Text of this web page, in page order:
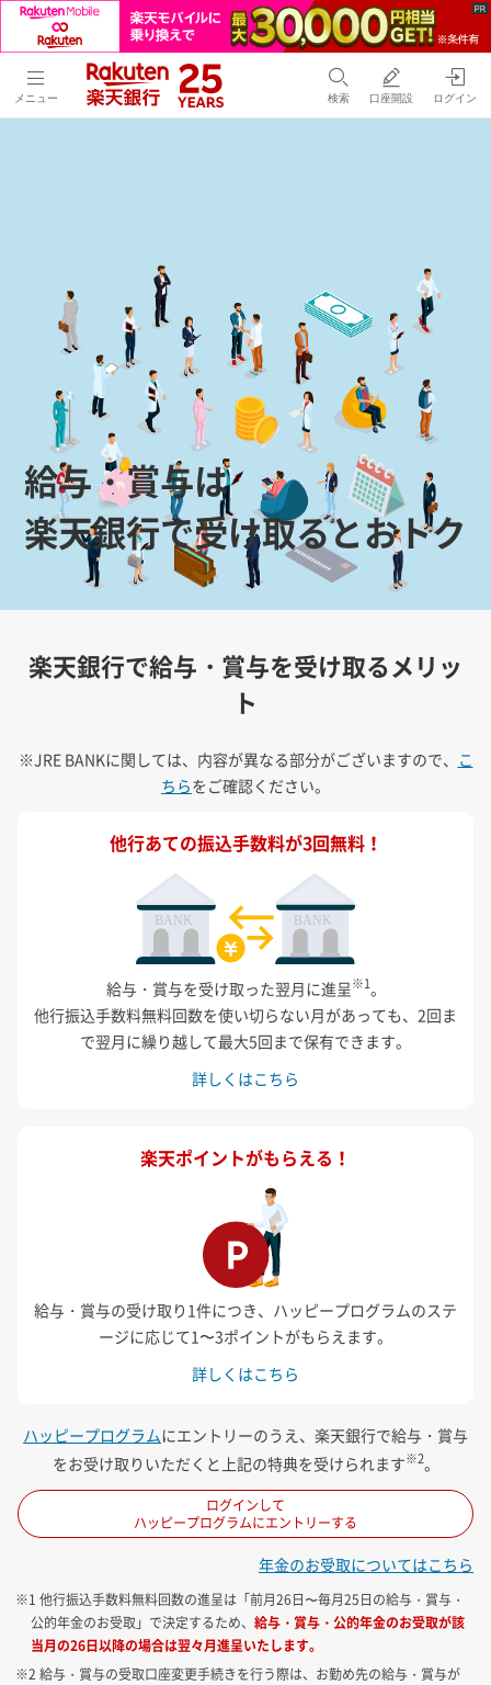
メニュー 検索 口座開設 ログイン
給与・賞与は
楽天銀行で受け取るとおトク
楽天銀行で給与・賞与を受け取るメリッ
ト
※JRE BANKに関しては、内容が異なる部分がございますので、
こ
ちらをご確認ください。
他行あての振込手数料が3回無料！
給与・賞与を受け取った翌月に進呈※1。
他行振込手数料無料回数を使い切らない月があっても、 2回ま
で翌月に繰り越して最大5回まで保有できます。
詳しくはこちら
楽天ポイントがもらえる！
給与・賞与の受け取り1件につき、ハッピープログラムのステ
ージに応じて1〜3ポイントがもらえます。
詳しくはこちら
ハッピープログラムにエントリーのうえ、楽天銀行で給与・賞与
をお受け取りいただくと上記の特典を受けられます※2。
ログインして
ハッピープログラムにエントリーする
年金のお受取についてはこちら
※1 他行振込手数料無料回数の進呈は「前月26日〜毎月25日の給与・賞与・
公的年金のお受取」で決定するため、 給与・賞与・公的年金のお受取が該
当月の26日以降の場合は翌々月進呈いたします。
※2 給与・賞与の受取口座変更手続きを行う際は、お勤め先の給与・賞与が